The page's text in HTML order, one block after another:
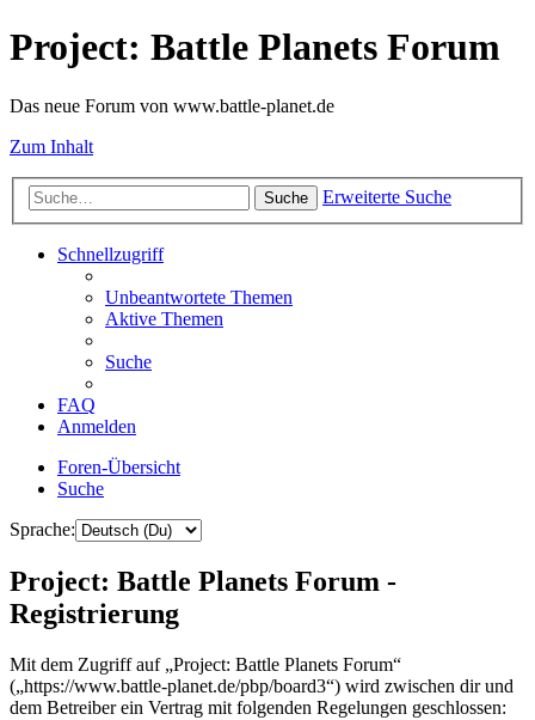
Project: Battle Planets Forum
Das neue Forum von www.battle-planet.de
Zum Inhalt
Suche Erweiterte Suche
Schnellzugriff
Unbeantwortete Themen
Aktive Themen
Suche
FAQ
Anmelden
Foren-Übersicht
Suche
Sprache:
Project: Battle Planets Forum -
Registrierung
Mit dem Zugriff auf „Project: Battle Planets Forum“
(„https://www.battle-planet.de/pbp/board3“) wird zwischen dir und
dem Betreiber ein Vertrag mit folgenden Regelungen geschlossen: